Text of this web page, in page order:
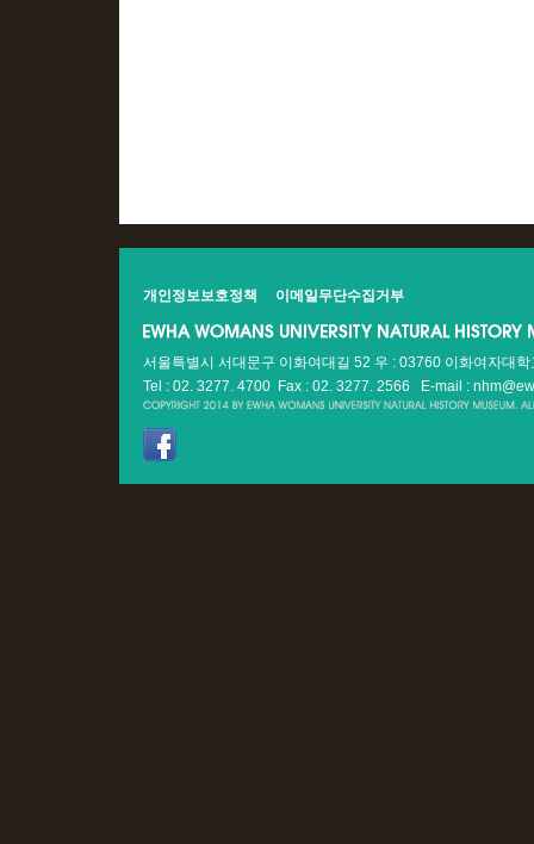
개인정보보호정책 이메일무단수집거부
서울특별시 서대문구 이화여대길 52 우 : 03760 이화여자대
Tel : 02. 3277. 4700 Fax : 02. 3277. 2566
E-mail :